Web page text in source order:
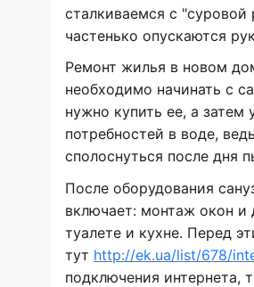
сталкиваемся с
частенько опускаются
Ремонт жилья в новом
необходимо начинать с
нужно купить ее, а затем
потребностей в воде,
сполоснуться после дня
После оборудования
включает: монтаж окон и
туалете и кухне. Перед
тут http://ek.ua/list/678/
подключения интернета,